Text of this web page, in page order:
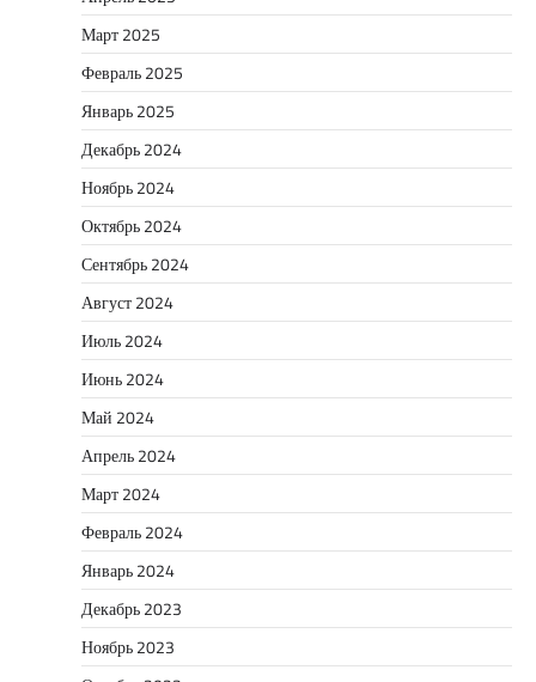
Март 2025
Февраль 2025
Январь 2025
Декабрь 2024
Ноябрь 2024
Октябрь 2024
Сентябрь 2024
Август 2024
Июль 2024
Июнь 2024
Май 2024
Апрель 2024
Март 2024
Февраль 2024
Январь 2024
Декабрь 2023
Ноябрь 2023